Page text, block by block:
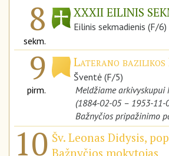
8
sekm.
XXXII EILINIS
Eilinis sekmadienis (F/6)
9
pirm.
Laterano bazilikos
Šventė (F/5)
Meldžiame arkivyskupui
(1884-02-05 – 1953-11-
Bažnyčios pripažinimo
10 Šv. Leonas Didysis,
Bažnyčios mokytojas